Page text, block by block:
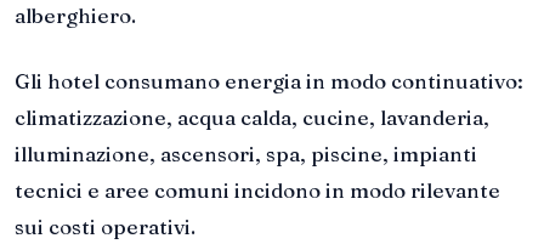
alberghiero.
Gli hotel consumano energia in modo continuativo:
climatizzazione, acqua calda, cucine, lavanderia,
illuminazione, ascensori, spa, piscine, impianti
tecnici e aree comuni incidono in modo rilevante
sui costi operativi.